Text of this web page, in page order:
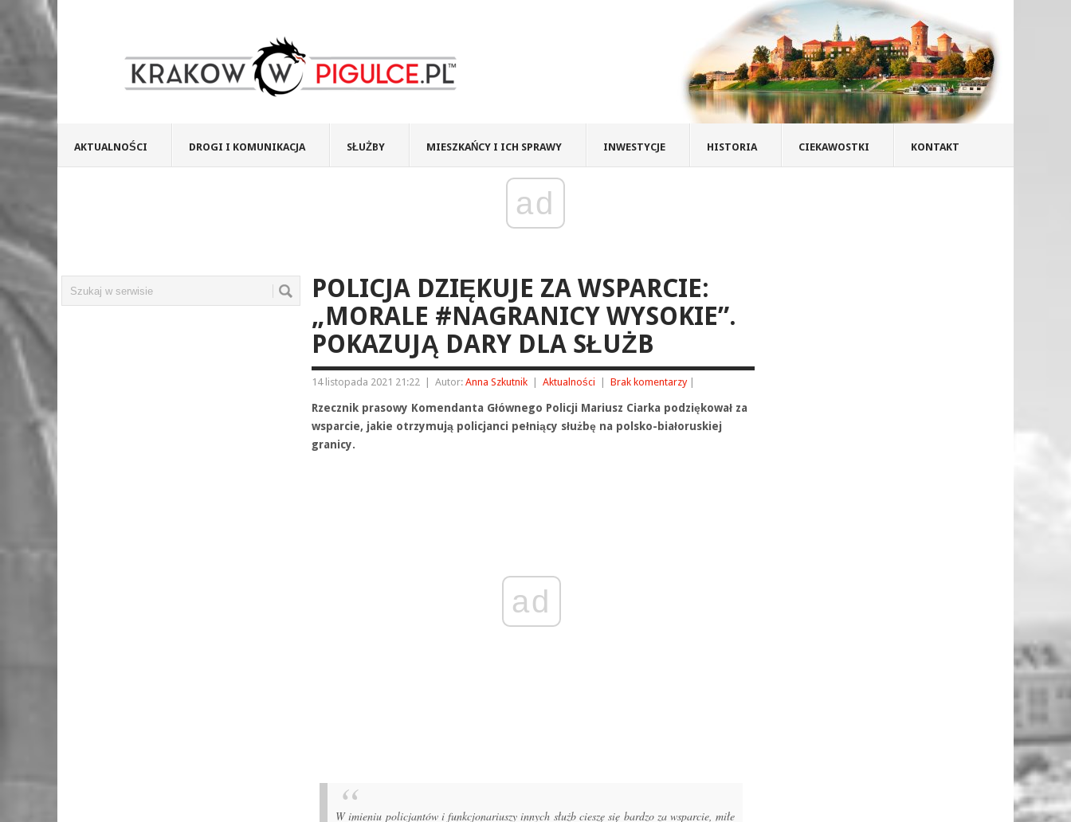
AKTUALNOŚCI DROGI I KOMUNIKACJA SŁUŻBY MIESZKAŃCY I ICH SPRAWY INWESTYCJE HISTORIA CIEKAWOSTKI KONTAKT
ad
POLICJA DZIĘKUJE ZA WSPARCIE:
„MORALE #NAGRANICY WYSOKIE”.
POKAZUJĄ DARY DLA SŁUŻB
14 listopada 2021 21:22 Autor: Anna Szkutnik Aktualności Brak komentarzy
Rzecznik prasowy Komendanta Głównego Policji Mariusz Ciarka podziękował za
wsparcie, jakie otrzymują policjanci pełniący służbę na polsko-białoruskiej
granicy.
ad
W imieniu policjantów i funkcjonariuszy innych służb cieszę się bardzo za wsparcie, miłe